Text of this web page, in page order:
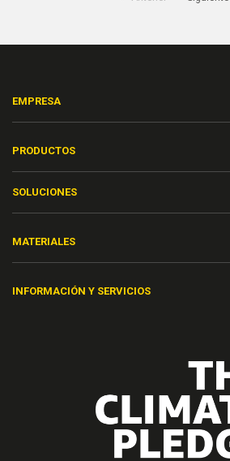
EMPRESA
PRODUCTOS
SOLUCIONES
MATERIALES
INFORMACIÓN Y SERVICIOS